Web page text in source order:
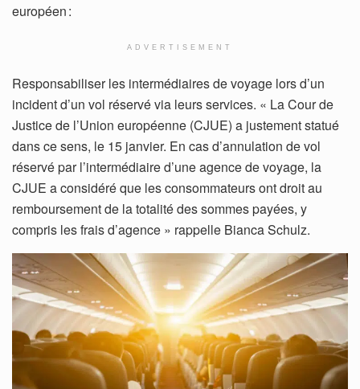
européen :
ADVERTISEMENT
Responsabiliser les intermédiaires de voyage lors d’un
incident d’un vol réservé via leurs services. « La Cour de
Justice de l’Union européenne (CJUE) a justement statué
dans ce sens, le 15 janvier. En cas d’annulation de vol
réservé par l’intermédiaire d’une agence de voyage, la
CJUE a considéré que les consommateurs ont droit au
remboursement de la totalité des sommes payées, y
compris les frais d’agence » rappelle Bianca Schulz.